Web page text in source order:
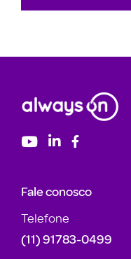
Fale conosco
Telefone
(11) 91783-0499